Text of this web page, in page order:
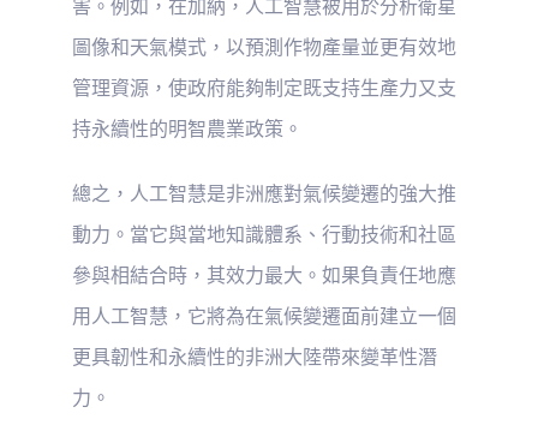
害。例如，在加納，人工智慧被用於分析衛星
圖像和天氣模式，以預測作物產量並更有效地
管理資源，使政府能夠制定既支持生產力又支
持永續性的明智農業政策。
總之，人工智慧是非洲應對氣候變遷的強大推
動力。當它與當地知識體系、行動技術和社區
參與相結合時，其效力最大。如果負責任地應
用人工智慧，它將為在氣候變遷面前建立一個
更具韌性和永續性的非洲大陸帶來變革性潛
力。